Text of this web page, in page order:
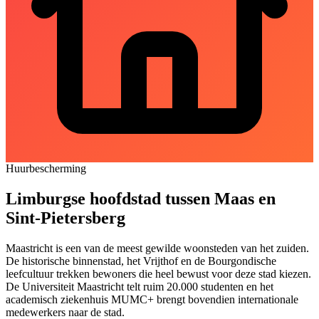
Huurbescherming
Limburgse hoofdstad tussen Maas en
Sint-Pietersberg
Maastricht is een van de meest gewilde woonsteden van het zuiden.
De historische binnenstad, het Vrijthof en de Bourgondische
leefcultuur trekken bewoners die heel bewust voor deze stad kiezen.
De Universiteit Maastricht telt ruim 20.000 studenten en het
academisch ziekenhuis MUMC+ brengt bovendien internationale
medewerkers naar de stad.